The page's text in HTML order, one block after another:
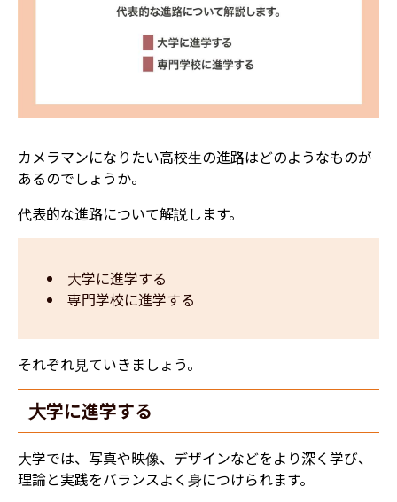
カメラマンになりたい高校生の進路はどのようなものが
あるのでしょうか。
代表的な進路について解説します。
大学に進学する
専門学校に進学する
それぞれ見ていきましょう。
大学に進学する
大学では、写真や映像、デザインなどをより深く学び、
理論と実践をバランスよく身につけられます。